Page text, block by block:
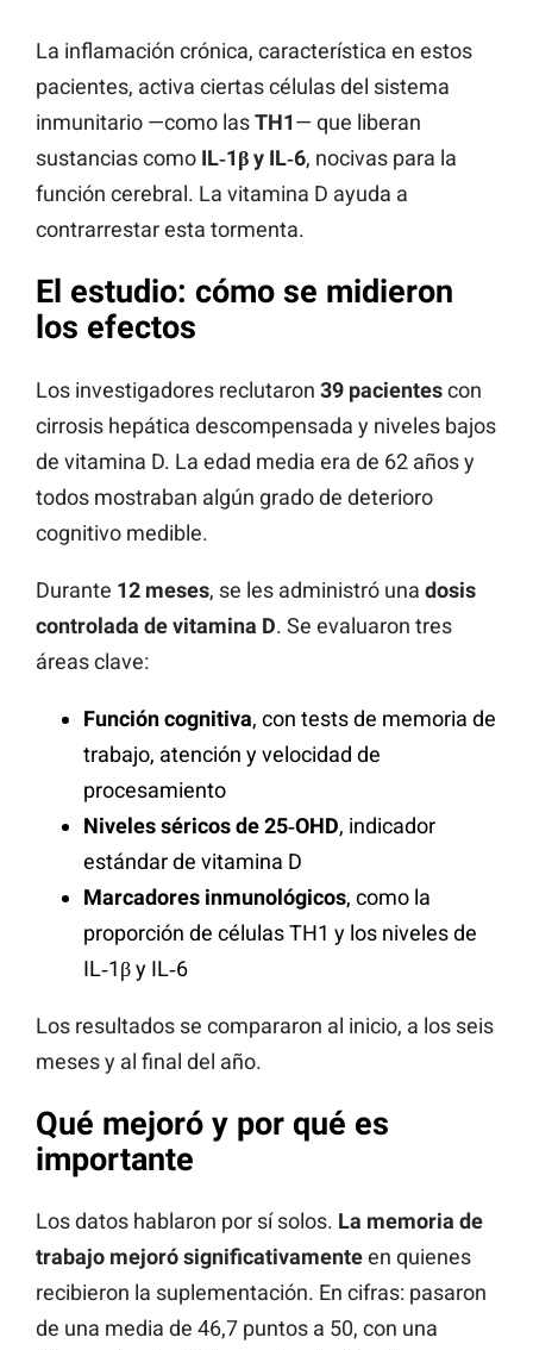
La inflamación crónica, característica en estos
pacientes, activa ciertas células del sistema
inmunitario —como lasTH1— que liberan
sustancias como IL‑1β y IL‑6, nocivas para la
función cerebral. La vitamina D ayuda a
contrarrestar esta tormenta.
El estudio: cómo se midieron
los efectos
Los investigadores reclutaron 39 pacientescon
cirrosis hepática descompensada y niveles bajos
de vitamina D. La edad media era de 62 años y
todos mostraban algún grado de deterioro
cognitivo medible.
Durante 12 meses, se les administró una dosis
controlada de vitamina D. Se evaluaron tres
áreas clave:
Función cognitiva, con tests de memoria de
trabajo, atención y velocidad de
procesamiento
Niveles séricos de 25‑OHD, indicador
estándar de vitamina D
Marcadores inmunológicos, como la
proporción de células TH1 y los niveles de
IL‑1β y IL‑6
Los resultados se compararon al inicio, a los seis
meses y al final del año.
Qué mejoró y por qué es
importante
Los datos hablaron por sí solos. La memoria de
trabajo mejoró significativamenteen quienes
recibieron la suplementación. En cifras: pasaron
de una media de 46,7 puntos a 50, con una